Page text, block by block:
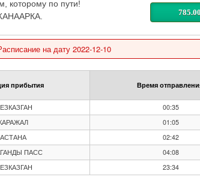
которому по пути!
на дату 2022-12-10
прибытия Время
00:35
01:05
АСТАНА 02:42
ПАСС 04:08
23:34